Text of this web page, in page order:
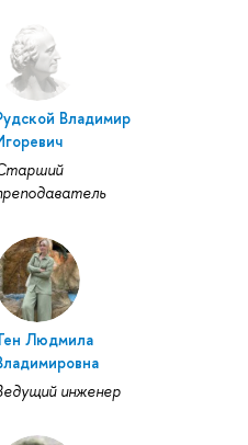
Владимир
Людмила
инженер